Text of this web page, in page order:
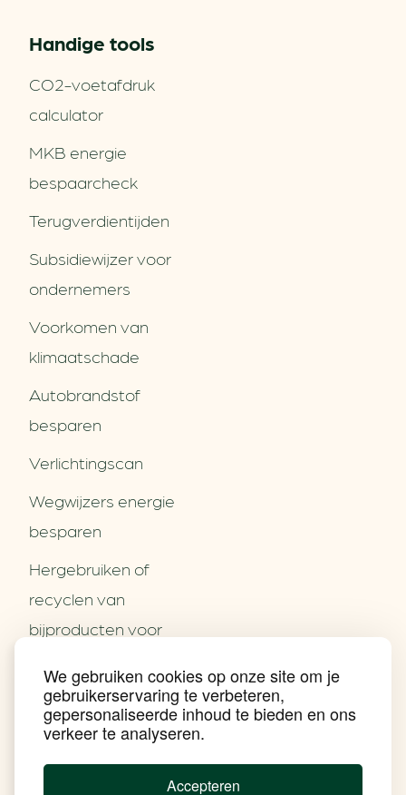
We gebruiken cookies op onze site om je
gebruikerservaring te verbeteren,
gepersonaliseerde inhoud te bieden en ons
verkeer te analyseren.
Accepteren
Partners
Contact
Nieuws
Praktijkverhalen
Events
Nieuwsbrief
Achtergrond klimaatverandering
Handige tools
CO2-voetafdruk
calculator
MKB energie
bespaarcheck
Terugverdien­tijden
Subsidiewijzer voor
ondernemers
Voorkomen van
klimaatschade
Autobrandstof
besparen
Verlichtingscan
Wegwijzers energie
besparen
Hergebruiken of
recyclen van
bijproducten voor
Energie besparen op
uw PC